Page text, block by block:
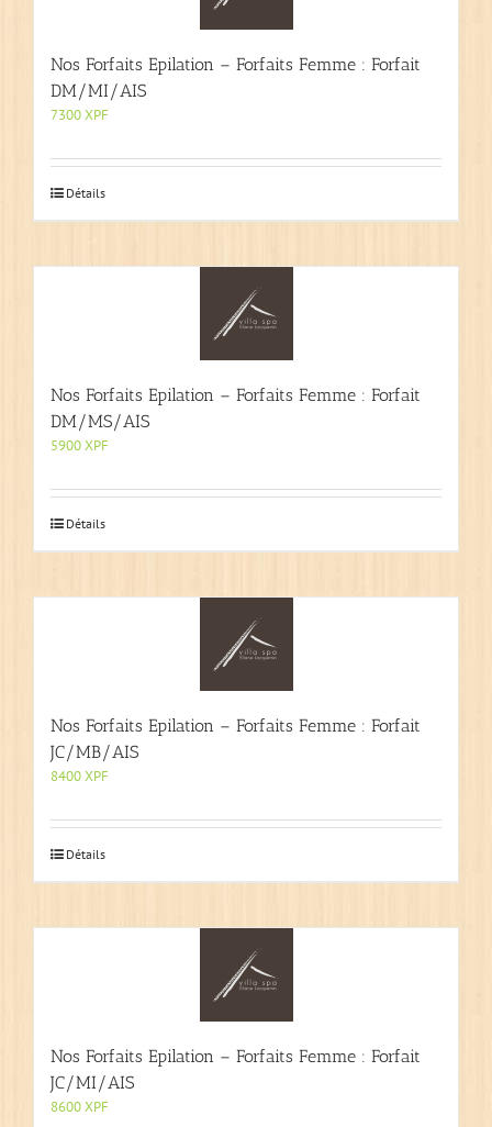
Nos Forfaits Epilation – Forfaits Femme : Forfait
DM/MI/AIS
7300XPF
Détails
Nos Forfaits Epilation – Forfaits Femme : Forfait
DM/MS/AIS
5900XPF
Détails
Nos Forfaits Epilation – Forfaits Femme : Forfait
JC/MB/AIS
8400XPF
Détails
Nos Forfaits Epilation – Forfaits Femme : Forfait
JC/MI/AIS
8600XPF